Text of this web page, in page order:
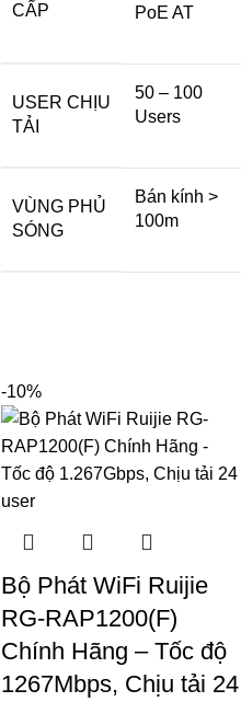
CẤP
PoE AT
USER CHỊU
TẢI
50 – 100
Users
VÙNG PHỦ
SÓNG
Bán kính >
100m
-10%
Bộ Phát WiFi Ruijie
RG-RAP1200(F)
Chính Hãng – Tốc độ
1267Mbps, Chịu tải 24